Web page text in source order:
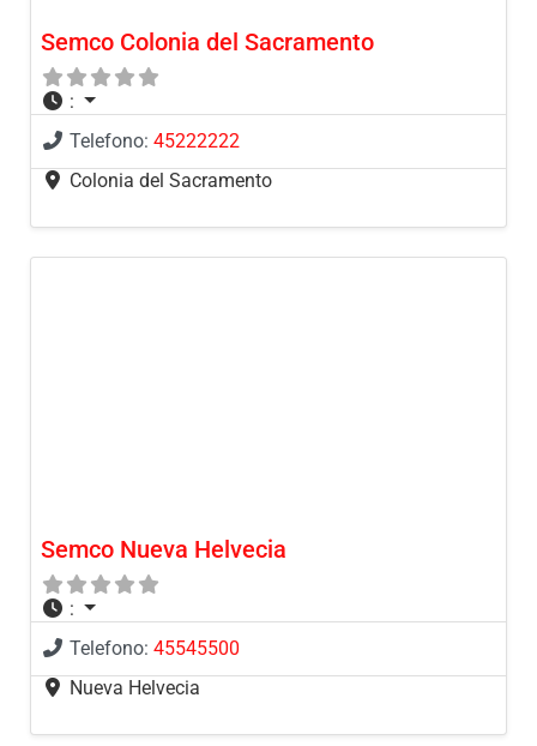
Semco Colonia del Sacramento
:
Telefono: 45222222
Colonia del Sacramento
Semco Nueva Helvecia
:
Telefono: 45545500
Nueva Helvecia